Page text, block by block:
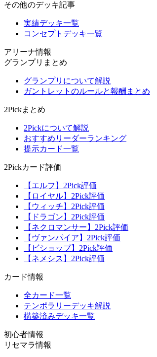
その他のデッキ記事
実績デッキ一覧
コンセプトデッキ一覧
アリーナ情報
グランプリまとめ
グランプリについて解説
ガントレットのルールと報酬まとめ
2Pickまとめ
2Pickについて解説
おすすめリーダーランキング
提示カード一覧
2Pickカード評価
【エルフ】2Pick評価
【ロイヤル】2Pick評価
【ウィッチ】2Pick評価
【ドラゴン】2Pick評価
【ネクロマンサー】2Pick評価
【ヴァンパイア】2Pick評価
【ビショップ】2Pick評価
【ネメシス】2Pick評価
カード情報
全カード一覧
テンポラリーデッキ解説
構築済みデッキ一覧
初心者情報
リセマラ情報